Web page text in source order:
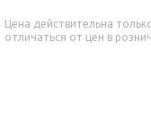
Цена действительна
отличаться от цен в